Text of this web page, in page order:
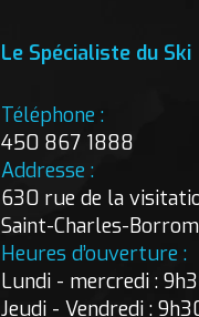
Le Spécialiste du Ski
Téléphone :
450 867 1888
Addresse :
630 rue de la
Saint-Charles-
Heures d’ouverture :
Lundi - mercredi :
Jeudi - Vendredi :